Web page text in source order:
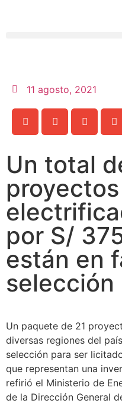
11 agosto, 2021
Un total
por S/
están en
selección
Un paquete de 21
diversas regiones del
selección para ser
que representan una
refirió el Ministerio de
de la Dirección General